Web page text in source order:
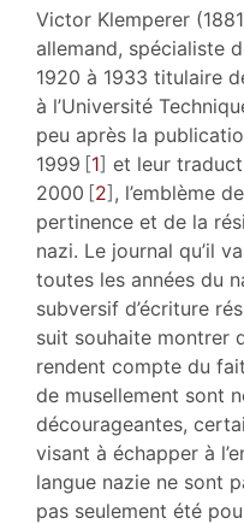
Bibliographie
Notes
Citer cet article
Auteur
Victor Klemperer
allemand, spécialiste
1920 à 1933 titulaire
à l’Université
peu après la
1999 1 et leur
2000 2 , l’emblème
pertinence et de la
nazi. Le journal qu’il
toutes les années du
subversif d’écriture
suit souhaite montrer
rendent compte du
de musellement sont
décourageantes,
visant à échapper à
langue nazie ne sont
pas seulement été